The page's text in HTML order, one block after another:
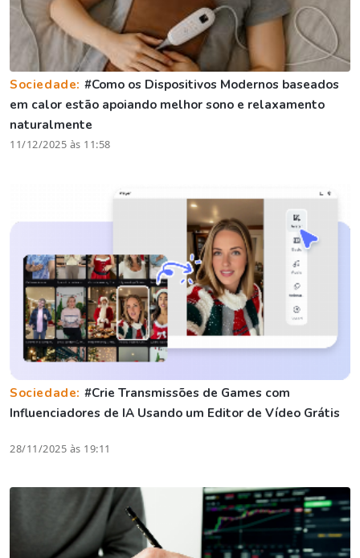
Sociedade: #Como os Dispositivos Modernos baseados
em calor estão apoiando melhor sono e relaxamento
naturalmente
11/12/2025 às 11:58
Sociedade: #Crie Transmissões de Games com
Influenciadores de IA Usando um Editor de Vídeo Grátis
28/11/2025 às 19:11